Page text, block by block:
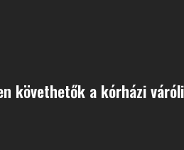
követhetők a kórházi